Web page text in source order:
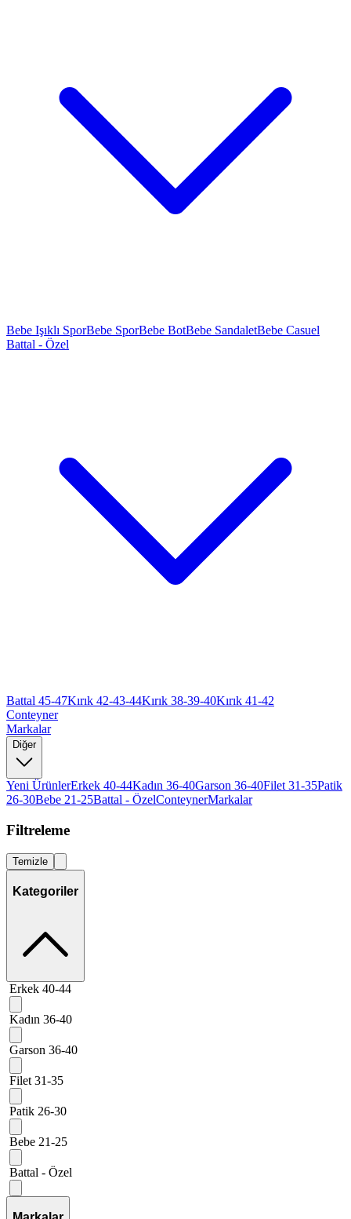
Bebe Işıklı SporBebe SporBebe BotBebe SandaletBebe Casuel
Battal - Özel
Battal 45-47Kırık 42-43-44Kırık 38-39-40Kırık 41-42
Conteyner
Markalar
Diğer
Yeni ÜrünlerErkek 40-44Kadın 36-40Garson 36-40Filet 31-35Patik
26-30Bebe 21-25Battal - ÖzelConteynerMarkalar
Filtreleme
Temizle
Kategoriler
Erkek 40-44
Kadın 36-40
Garson 36-40
Filet 31-35
Patik 26-30
Bebe 21-25
Battal - Özel